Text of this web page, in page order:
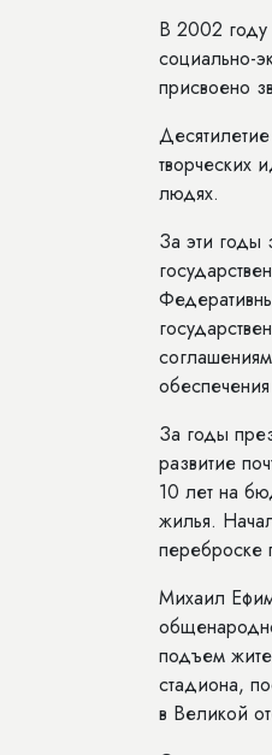
В 2002 году
социально-­
присвоено
творческих
людях.
За эти годы
За годы
развитие
10 лет на
жилья.
переброске
Михаил
подъем
стадиона,
в Великой